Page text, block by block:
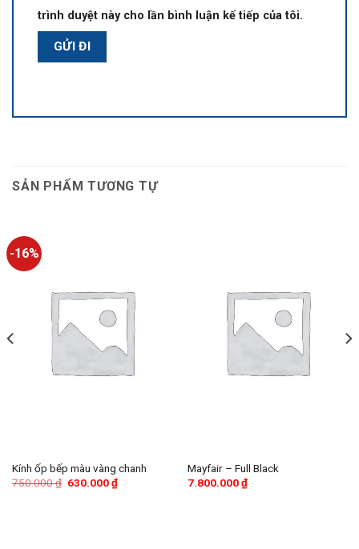
trình duyệt này cho lần bình luận kế tiếp của tôi.
SẢN PHẨM TƯƠNG TỰ
-16%
Kính ốp bếp màu vàng chanh
750.000₫ Giá
630.000₫Giá
hiện
Mayfair – Full Black
7.800.000₫